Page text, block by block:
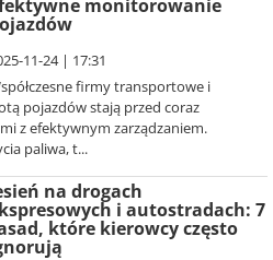
monitorowanie
11-24 | 17:31
firmy transportowe i
pojazdów stają przed coraz
z efektywnym zarządzaniem.
paliwa, t...
na drogach
i autostradach: 7
które kierowcy często